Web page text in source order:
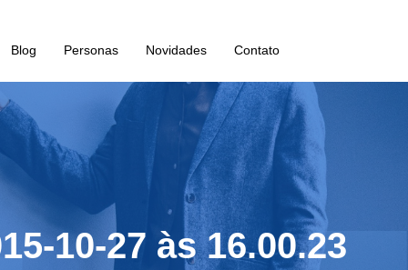
Blog Personas Novidades Contato
10-27 às 16.00.23